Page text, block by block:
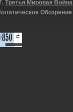
Третья Мировая Война
Обозрение